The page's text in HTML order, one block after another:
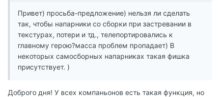
Привет) просьба-предложение) нельзя ли сделать
так, чтобы напарники со сборки при застревании в
текстурах, потери и тд., телепортировались к
главному герою?масса проблем пропадает) В
некоторых самосборных напарниках такая фишка
присутствует. )
Доброго дня! У всех компаньонов есть такая функция, но